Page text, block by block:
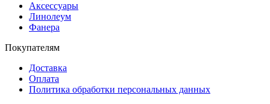
Аксессуары
Линолеум
Фанера
Покупателям
Доставка
Оплата
Политика обработки персональных данных